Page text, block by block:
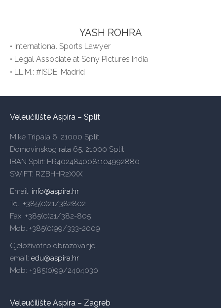
YASH ROHRA
• International Sports Lawyer
• Legal Associate at Sony Pictures India
• LL.M.: #ISDE, Madrid
Veleučilište Aspira – Split
Mike Tripala 6, 21000 Split
Domovinskog rata 65, 21000 Split
IBAN Split: HR4024840081104992880
SWIFT: RZBHHR2XXX
Email: info@aspira.hr
Tel: +385(0)21/382802
Fax: +385(0)21/382-805
Mob.:+385(0)99/333-2009
Cjeloživotno obrazovanje:
email: edu@aspira.hr
Mob: +385(0)99/2404030
Veleučilište Aspira – Zagreb